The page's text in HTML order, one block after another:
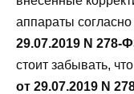
аппараты согласно
29.07.2019 N 278-
стоит забывать,
от 29.07.2019 N